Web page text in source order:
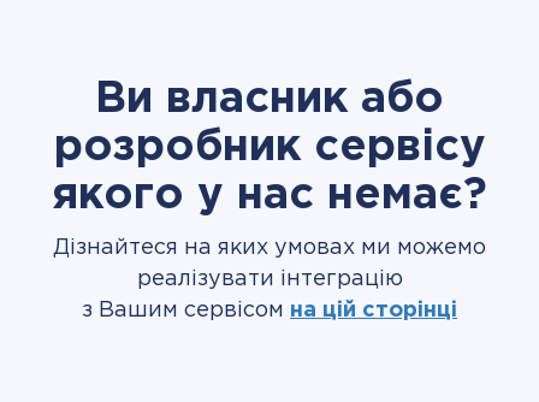
Ви власник або
розробник сервісу
якого у нас немає?
Дізнайтеся на яких умовах ми можемо
реалізувати інтеграцію
з Вашим сервісом на цій сторінці